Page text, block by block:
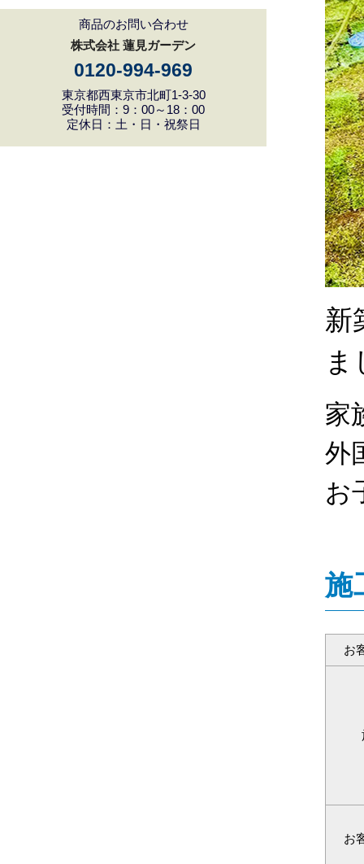
商品のお問い合わせ
株式会社 蓮見ガーデン
0120-994-969
東京都西東京市北町1-3-30
受付時間：9：00～18：00
定休日：土・日・祝祭日
新
ま
家
外
お
施
お
お